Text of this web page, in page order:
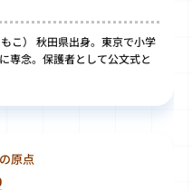
こ） 秋田県出身。東京で小学
専念。保護者として公文式と
原点